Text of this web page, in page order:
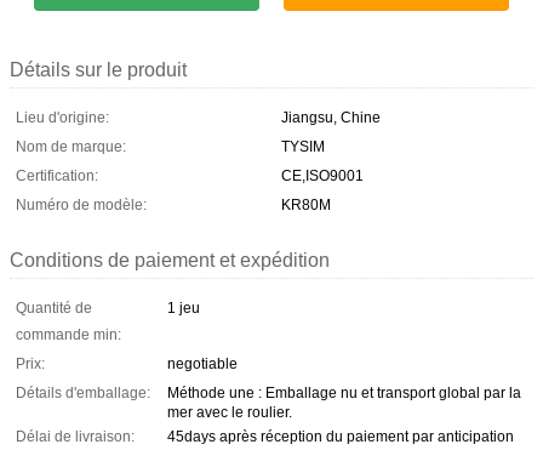
Détails sur le produit
Lieu d'origine:
Jiangsu, Chine
Nom de marque:
TYSIM
Certification:
CE,ISO9001
Numéro de modèle:
KR80M
Conditions de paiement et expédition
Quantité de
commande min:
1 jeu
Prix:
negotiable
Détails d'emballage:
Méthode une : Emballage nu et transport global par la
mer avec le roulier.
Délai de livraison:
45days après réception du paiement par anticipation